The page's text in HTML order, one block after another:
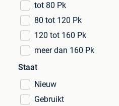
tot 80 Pk
80 tot 120 Pk
120 tot 160 Pk
meer dan 160 Pk
Staat
Nieuw
Gebruikt